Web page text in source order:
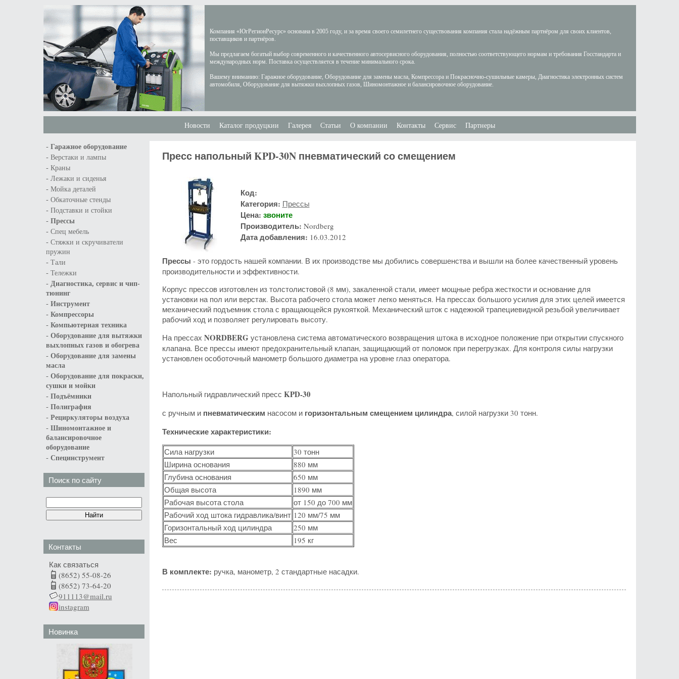
Компания «ЮгРегионРесурс» основана в 2005 году, и за время своего семилетнего существования компания стала надёжным партнёром для своих клиентов,
поставщиков и партнёров.
Мы предлагаем богатый выбор современного и качественного автосервисного оборудования, полностью соответствующего нормам и требования Госстандарта и
международных норм. Поставка осуществляется в течение минимального срока.
Вашему вниманию: Гаражное оборудование, Оборудование для замены масла, Компрессора и Покрасночно-сушильные камеры, Диагностика электронных систем
автомобиля, Оборудование для вытяжки выхлопных газов, Шиномонтажное и балансировочное оборудование.
Новости Каталог продуцкии Галерея Статьи О компании Контакты Сервис Партнеры
- Гаражное оборудование
- Верстаки и лампы
- Краны
- Лежаки и сиденья
- Мойка деталей
- Обкаточные стенды
- Подставки и стойки
- Прессы
- Спец мебель
- Стяжки и скручиватели
пружин
- Тали
- Тележки
- Диагностика, сервис и чип-
тюнинг
- Инструмент
- Компрессоры
- Компьютерная техника
- Оборудование для вытяжки
выхлопных газов и обогрева
- Оборудование для замены
масла
- Оборудование для покраски,
сушки и мойки
- Подъёмники
- Полиграфия
- Рециркуляторы воздуха
- Шиномонтажное и
балансировочное
оборудование
- Специнструмент
Поиск по сайту
Контакты
Как связаться
(8652) 55-08-26
(8652) 73-64-20
911113@mail.ru
instagram
Новинка
Пресс напольный KPD-30N пневматический со смещением
Код:
Категория: Прессы
Цена: звоните
Производитель: Nordberg
Дата добавления: 16.03.2012
Прессы - это гордость нашей компании. В их производстве мы добились совершенства и вышли на более качественный уровень
производительности и эффективности.
Корпус прессов изготовлен из толстолистовой (8 мм), закаленной стали, имеет мощные ребра жесткости и основание для
установки на пол или верстак. Высота рабочего стола может легко меняться. На прессах большого усилия для этих целей имеется
механический подъемник стола с вращающейся рукояткой. Механический шток с надежной трапециевидной резьбой увеличивает
рабочий ход и позволяет регулировать высоту.
На прессах NORDBERG установлена система автоматического возвращения штока в исходное положение при открытии спускного
клапана. Все прессы имеют предохранительный клапан, защищающий от поломок при перегрузках. Для контроля силы нагрузки
установлен особоточный манометр большого диаметра на уровне глаз оператора.
Напольный гидравлический пресс KPD-30
с ручным и пневматическим насосом и горизонтальным смещением цилиндра, силой нагрузки 30 тонн.
Технические характеристики:
Сила нагрузки
30 тонн
Ширина основания
880 мм
Глубина основания
650 мм
Общая высота
1890 мм
Рабочая высота стола
от 150 до 700 мм
Рабочий ход штока гидравлика/винт 120 мм/75 мм
Горизонтальный ход цилиндра
250 мм
Вес
195 кг
В комплекте: ручка, манометр, 2 стандартные насадки.